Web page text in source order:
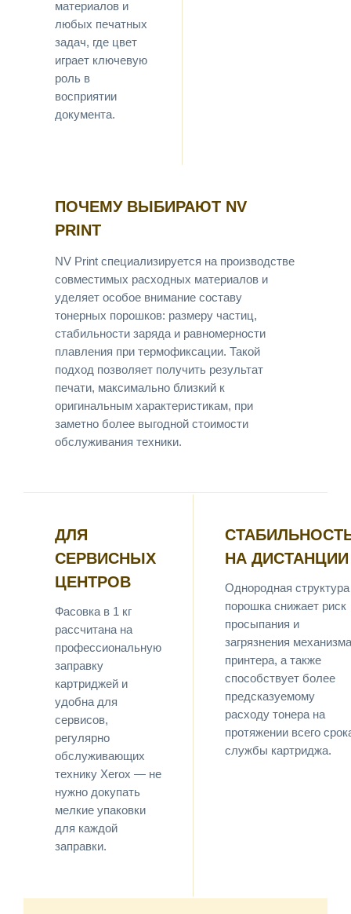
материалов и
любых печатных
задач, где цвет
играет ключевую
роль в
восприятии
документа.
ПОЧЕМУ ВЫБИРАЮТ NV
PRINT
NV Print специализируется на производстве
совместимых расходных материалов и
уделяет особое внимание составу
тонерных порошков: размеру частиц,
стабильности заряда и равномерности
плавления при термофиксации. Такой
подход позволяет получить результат
печати, максимально близкий к
оригинальным характеристикам, при
заметно более выгодной стоимости
обслуживания техники.
ДЛЯ
СЕРВИСНЫХ
ЦЕНТРОВ
Фасовка в 1 кг
рассчитана на
профессиональную
заправку
картриджей и
удобна для
сервисов,
регулярно
обслуживающих
технику Xerox — не
нужно докупать
мелкие упаковки
для каждой
заправки.
НА ДИСТАНЦИИ
Однородная структура
порошка снижает риск
просыпания и
загрязнения механизма
принтера, а также
способствует более
предсказуемому
расходу тонера на
протяжении всего
службы картриджа.